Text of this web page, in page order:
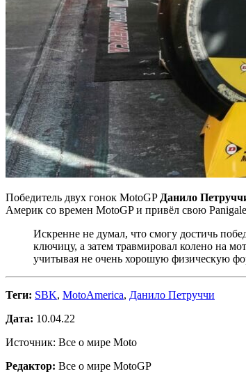
Победитель двух гонок MotoGP Данило
Америк со времен MotoGP и привёл свою
Искренне не думал, что смогу достичь
ключицу, а затем травмировал колено на
учитывая не очень хорошую физическую
Теги: SBK, MotoAmerica, Данило Петруччи
Дата: 10.04.22
Источник: Все о мире Moto
Редактор: Все о мире MotoGP